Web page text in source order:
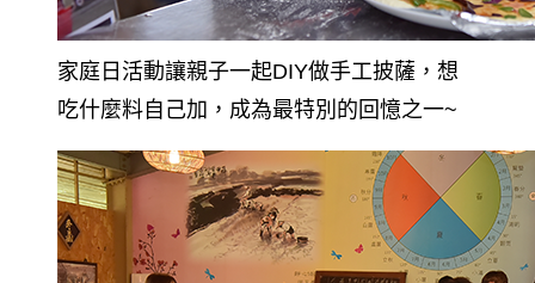
家庭日活動讓親子一起DIY做手工披薩，想
吃什麼料自己加，成為最特別的回憶之一~